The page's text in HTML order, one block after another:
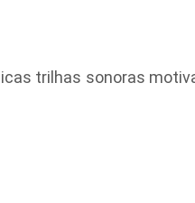
trilhas sonoras